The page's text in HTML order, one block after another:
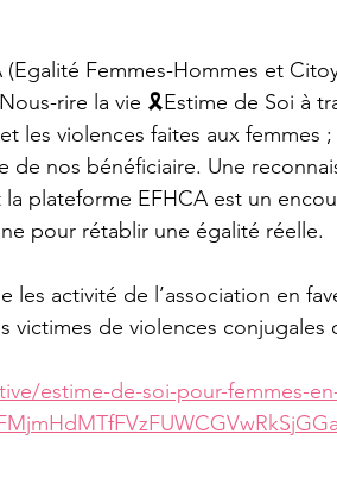
Femmes-Hommes et
Nous-rire la vie 🎗Estime de Soi à
les violences faites aux femmes ;
nos bénéficiaire. Une
plateforme EFHCA est un
pour rétablir une égalité réelle.
les activité de l’association en
victimes de violences conjugales
estime-de-soi-pour-femmes-